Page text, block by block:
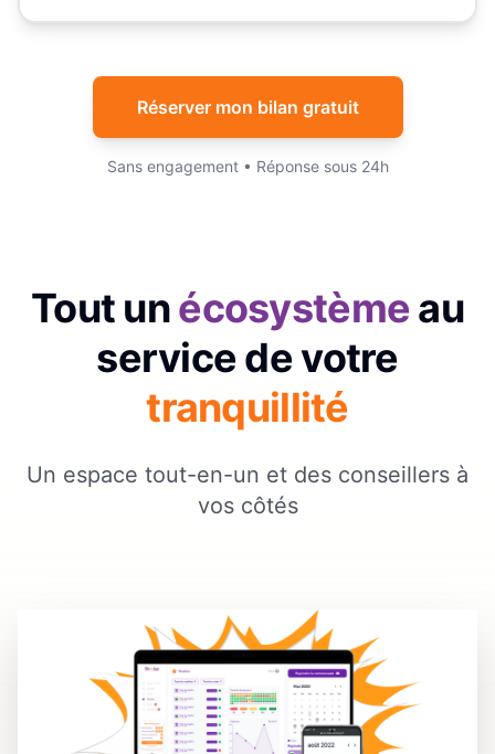
Réserver mon bilan gratuit
Sans engagement • Réponse sous 24h
Tout unécosystèmeau
service de votre
tranquillité
Un espace tout-en-un et des conseillers à
vos côtés